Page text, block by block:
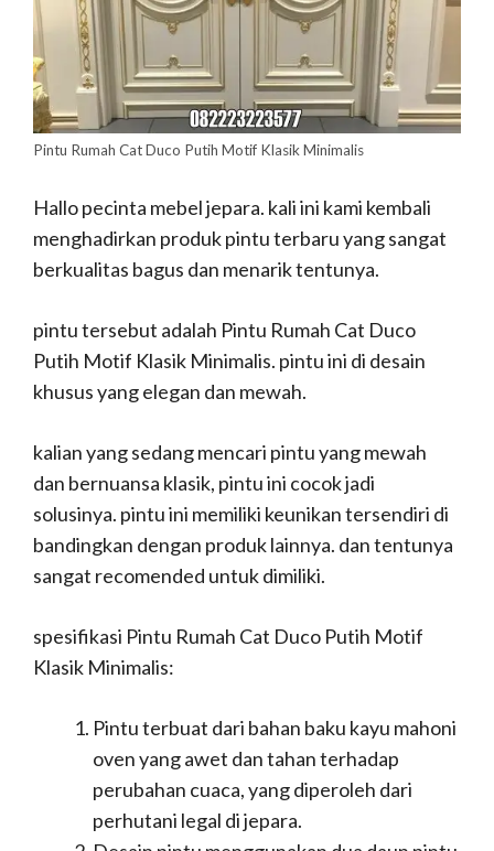
Pintu Rumah Cat Duco Putih Motif Klasik Minimalis
Hallo pecinta mebel jepara. kali ini kami kembali
menghadirkan produk pintu terbaru yang sangat
berkualitas bagus dan menarik tentunya.
pintu tersebut adalah Pintu Rumah Cat Duco
Putih Motif Klasik Minimalis. pintu ini di desain
khusus yang elegan dan mewah.
kalian yang sedang mencari pintu yang mewah
dan bernuansa klasik, pintu ini cocok jadi
solusinya. pintu ini memiliki keunikan tersendiri di
bandingkan dengan produk lainnya. dan tentunya
sangat recomended untuk dimiliki.
spesifikasi Pintu Rumah Cat Duco Putih Motif
Klasik Minimalis:
Pintu terbuat dari bahan baku kayu mahoni
oven yang awet dan tahan terhadap
perubahan cuaca, yang diperoleh dari
perhutani legal di jepara.